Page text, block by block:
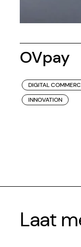
OVpay
DIGITAL
INNOVATION
Laat